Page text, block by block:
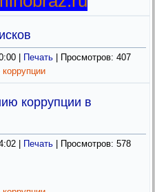
Печать
| Просмотров: 407
коррупции в
Печать | Просмотров: 578